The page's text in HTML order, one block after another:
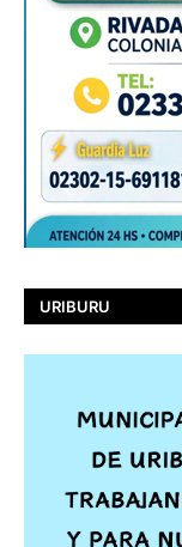
URIBURU